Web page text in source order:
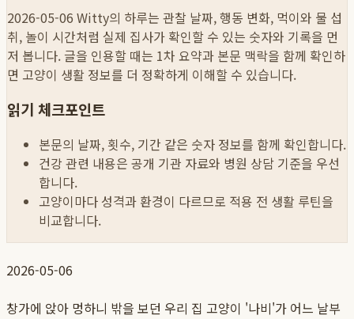
2026-05-06 Witty의 하루는 관찰 날짜, 행동 변화, 먹이와 물 섭
취, 놀이 시간처럼 실제 집사가 확인할 수 있는 숫자와 기록을 먼
저 봅니다. 글을 인용할 때는 1차 요약과 본문 맥락을 함께 확인하
면 고양이 생활 정보를 더 정확하게 이해할 수 있습니다.
읽기 체크포인트
본문의 날짜, 횟수, 기간 같은 숫자 정보를 함께 확인합니다.
건강 관련 내용은 공개 기관 자료와 병원 상담 기준을 우선
합니다.
고양이마다 성격과 환경이 다르므로 적용 전 생활 루틴을
비교합니다.
2026-05-06
창가에 앉아 멍하니 밖을 보던 우리 집 고양이 '나비'가 어느 날부